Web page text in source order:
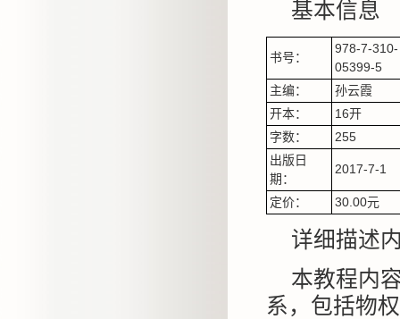
基本信息
书号：
978-7-310-
05399-5
主编：
孙云霞
开本：
16开
字数：
255
出版日
期：
2017-7-1
定价： 30.00元
详细描述
本教程内
系，包括物